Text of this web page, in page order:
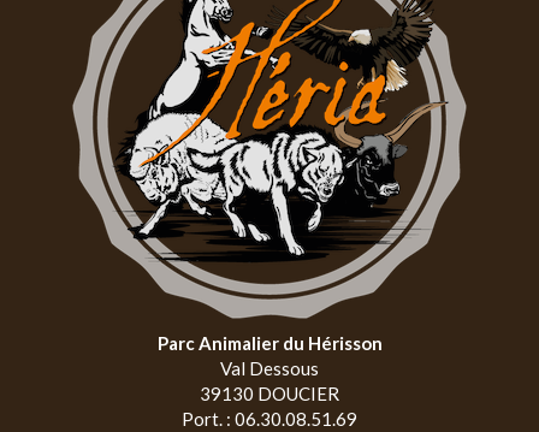
Parc Animalier du Hérisson
Val Dessous
39130 DOUCIER
Port. : 06.30.08.51.69